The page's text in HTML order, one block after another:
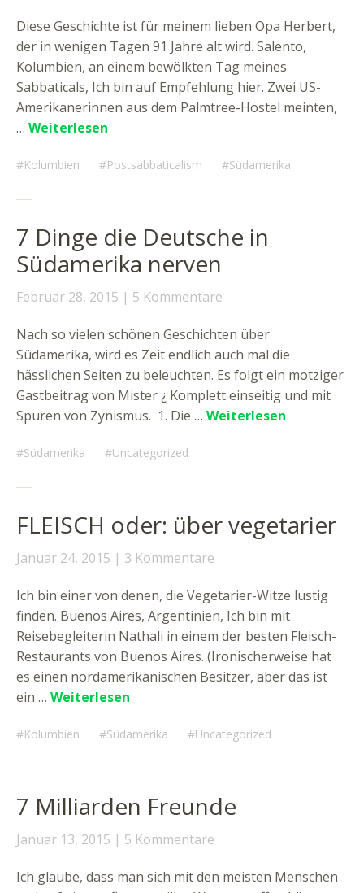
Diese Geschichte ist für meinem lieben Opa Herbert,
der in wenigen Tagen 91 Jahre alt wird. Salento,
Kolumbien, an einem bewölkten Tag meines
Sabbaticals, Ich bin auf Empfehlung hier. Zwei US-
Amerikanerinnen aus dem Palmtree-Hostel meinten,
… Weiterlesen
Kolumbien Postsabbaticalism Südamerika
7 Dinge die Deutsche in
Südamerika nerven
Februar 28, 2015 5 Kommentare
Nach so vielen schönen Geschichten über
Südamerika, wird es Zeit endlich auch mal die
hässlichen Seiten zu beleuchten. Es folgt ein motziger
Gastbeitrag von Mister ¿ Komplett einseitig und mit
Spuren von Zynismus. 1. Die … Weiterlesen
Südamerika Uncategorized
FLEISCH oder: über vegetarier
Januar 24, 2015 3 Kommentare
Ich bin einer von denen, die Vegetarier-Witze lustig
finden. Buenos Aires, Argentinien, Ich bin mit
Reisebegleiterin Nathali in einem der besten Fleisch-
Restaurants von Buenos Aires. (Ironischerweise hat
es einen nordamerikanischen Besitzer, aber das ist
ein … Weiterlesen
Kolumbien Südamerika Uncategorized
7 Milliarden Freunde
Januar 13, 2015 5 Kommentare
Ich glaube, dass man sich mit den meisten Menschen